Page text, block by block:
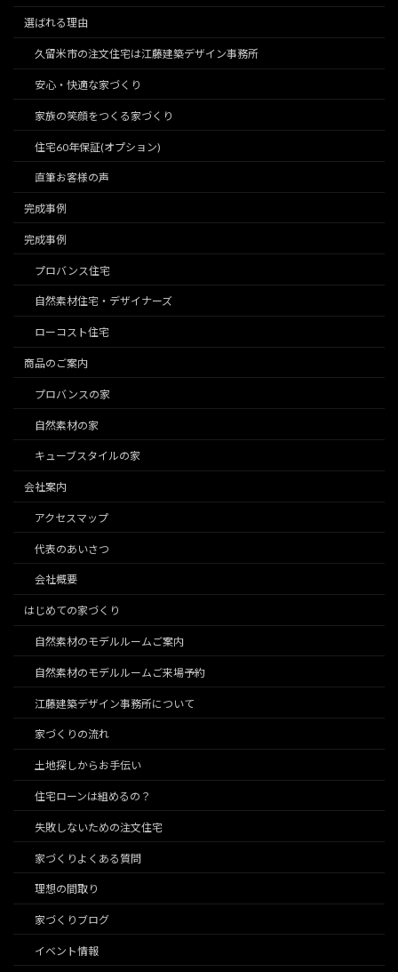
選ばれる理由
久留米市の注文住宅は江藤建築デザイン事務所
安心・快適な家づくり
家族の笑顔をつくる家づくり
住宅60年保証(オプション)
直筆お客様の声
完成事例
完成事例
プロバンス住宅
自然素材住宅・デザイナーズ
ローコスト住宅
商品のご案内
プロバンスの家
自然素材の家
キューブスタイルの家
会社案内
アクセスマップ
代表のあいさつ
会社概要
はじめての家づくり
自然素材のモデルルームご案内
自然素材のモデルルームご来場予約
江藤建築デザイン事務所について
家づくりの流れ
土地探しからお手伝い
住宅ローンは組めるの？
失敗しないための注文住宅
家づくりよくある質問
理想の間取り
家づくりブログ
イベント情報